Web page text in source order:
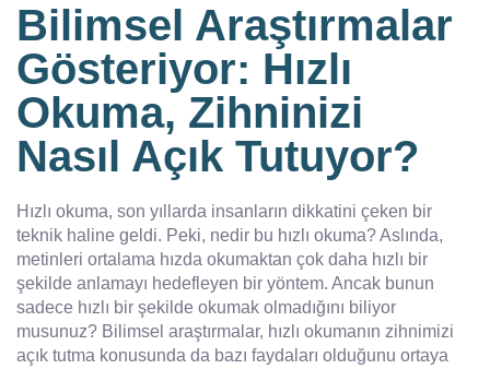
Bilimsel Araştırmalar
Gösteriyor: Hızlı
Okuma, Zihninizi
Nasıl Açık Tutuyor?
Hızlı okuma, son yıllarda insanların dikkatini çeken bir
teknik haline geldi. Peki, nedir bu hızlı okuma? Aslında,
metinleri ortalama hızda okumaktan çok daha hızlı bir
şekilde anlamayı hedefleyen bir yöntem. Ancak bunun
sadece hızlı bir şekilde okumak olmadığını biliyor
musunuz? Bilimsel araştırmalar, hızlı okumanın zihnimizi
açık tutma konusunda da bazı faydaları olduğunu ortaya